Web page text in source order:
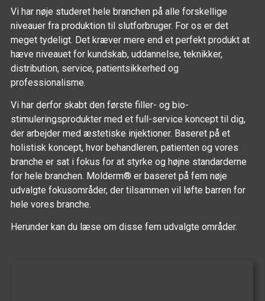
Vi har nøje studeret hele branchen på alle forskellige
niveauer fra produktion til slutforbruger. For os er det
meget tydeligt. Det kræver mere end et perfekt produkt at
hæve niveauet for kundskab, uddannelse, teknikker,
distribution, service, patientsikkerhed og
professionalisme.
Vi har derfor skabt den første filler- og bio-
stimuleringsprodukter med et full-service koncept til dig,
der arbejder med æstetiske injektioner. Baseret på et
holistisk koncept, hvor behandleren, patienten og vores
branche er sat i fokus for at styrke og højne standarderne
for hele branchen. Molderm® er baseret på fem nøje
udvalgte fokusområder, der tilsammen vil løfte barren for
hele vores branche.
Herunder kan du læse om disse fem udvalgte områder.